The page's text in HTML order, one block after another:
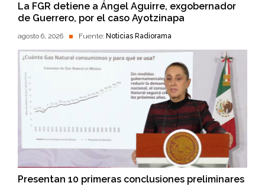
La FGR detiene a Ángel Aguirre, exgobernador
de Guerrero, por el caso Ayotzinapa
agosto 6, 2026 Fuente: Noticias Radiorama
Presentan 10 primeras conclusiones preliminares